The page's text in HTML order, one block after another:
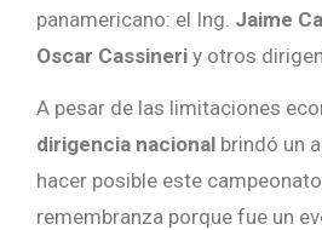
panamericano: el Ing. Jaime
Oscar Cassineri y otros
A pesar de las limitaciones
dirigencia nacional brindó un
hacer posible este
remembranza porque fue un